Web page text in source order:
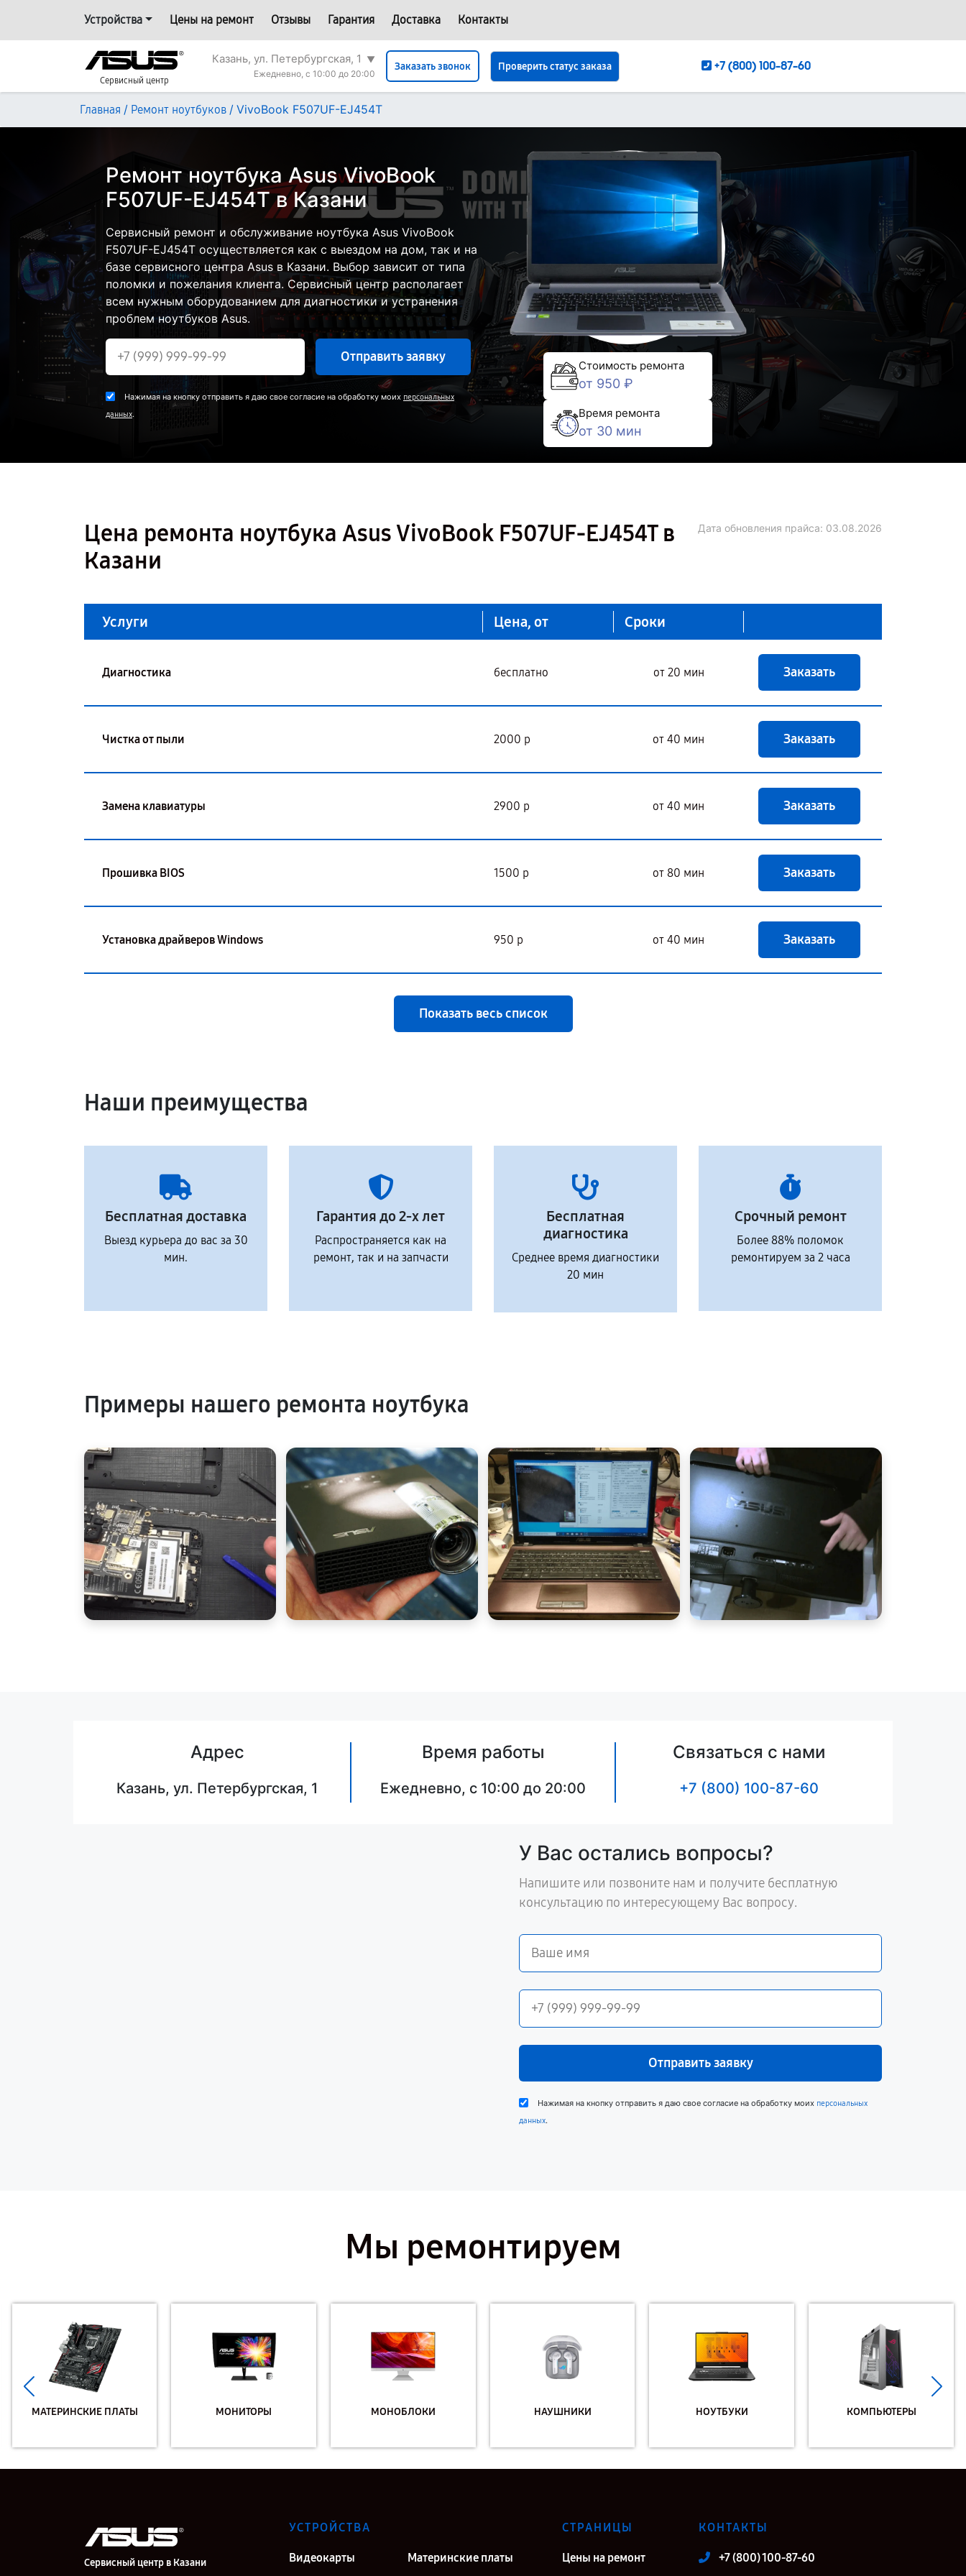
Устройства Цены на ремонт Отзывы Гарантия Доставка Контакты
Сервисный центр
Казань, ул. Петербургская, 1
▼
Ежедневно, с 10:00 до 20:00
Заказать звонок Проверить статус заказа +7 (800) 100-87-60
Главная / Ремонт ноутбуков / VivoBook F507UF-EJ454T
Ремонт ноутбука Asus VivoBook
F507UF-EJ454T в Казани
Сервисный ремонт и обслуживание ноутбука Asus VivoBook
F507UF-EJ454T осуществляется как с выездом на дом, так и на
базе сервисного центра Asus в Казани. Выбор зависит от типа
поломки и пожелания клиента. Сервисный центр располагает
всем нужным оборудованием для диагностики и устранения
проблем ноутбуков Asus.
Отправить заявку
Нажимая на кнопку отправить я даю свое согласие на обработку моих персональных
данных.
Стоимость ремонта
от 950 ₽
Время ремонта
от 30 мин
Цена ремонта ноутбука Asus VivoBook F507UF-EJ454T в
Казани
Дата обновления прайса: 03.08.2026
Услуги Цена, от Сроки
Диагностика бесплатно от 20 мин Заказать
Чистка от пыли 2000 р от 40 мин Заказать
Замена клавиатуры 2900 р от 40 мин Заказать
Прошивка BIOS 1500 р от 80 мин Заказать
Установка драйверов Windows 950 р от 40 мин Заказать
Показать весь список
Наши преимущества
Бесплатная доставка
Выезд курьера до вас за 30
мин.
Гарантия до 2-х лет
Распространяется как на
ремонт, так и на запчасти
Бесплатная
диагностика
Среднее время диагностики
20 мин
Срочный ремонт
Более 88% поломок
ремонтируем за 2 часа
Примеры нашего ремонта ноутбука
Адрес
Казань, ул. Петербургская, 1
Время работы
Ежедневно, с 10:00 до 20:00
Связаться с нами
+7 (800) 100-87-60
У Вас остались вопросы?
Напишите или позвоните нам и получите бесплатную
консультацию по интересующему Вас вопросу.
Отправить заявку
Нажимая на кнопку отправить я даю свое согласие на обработку моих персональных
данных.
Мы ремонтируем
МАТЕРИНСКИЕ ПЛАТЫ МОНИТОРЫ МОНОБЛОКИ НАУШНИКИ НОУТБУКИ КОМПЬЮТЕРЫ
Сервисный центр в Казани
УСТРОЙСТВА
Видеокарты Материнские платы
СТРАНИЦЫ
Цены на ремонт
КОНТАКТЫ
+7 (800) 100-87-60